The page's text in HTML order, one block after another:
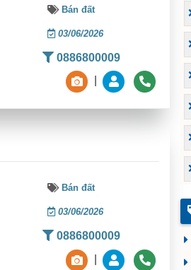
Bán đất
03/06/2026
0886800009
Bán đất
03/06/2026
0886800009